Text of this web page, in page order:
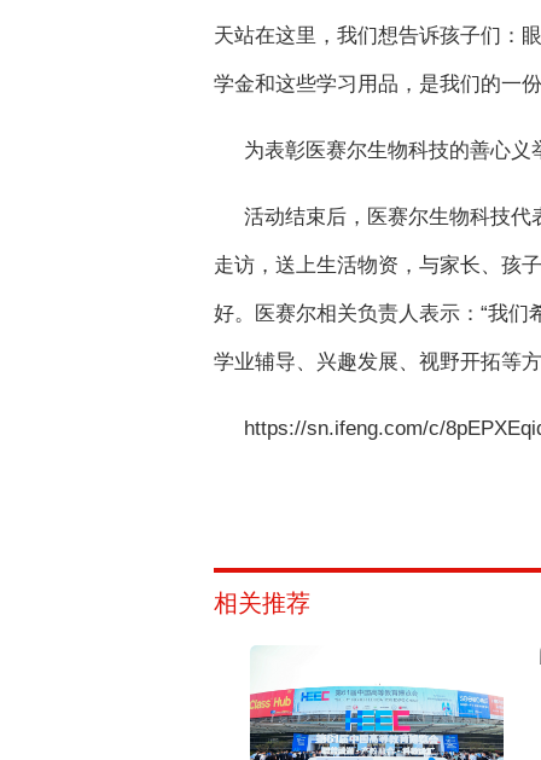
天站在这里，我们想告诉孩子们：
学金和这些学习用品，是我们的一
为表彰医赛尔生物科技的善心义
活动结束后，医赛尔生物科技
走访，送上生活物资，与家长、孩
好。医赛尔相关负责人表示：“我
学业辅导、兴趣发展、视野开拓等
https://sn.ifeng.com/c/
相关推荐